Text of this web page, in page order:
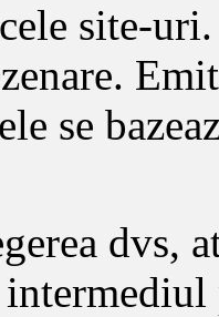
site-
se
dvs,